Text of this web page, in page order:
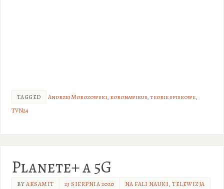
TAGGED Andrzej Morozowski, koronawirus, teorie spiskowe,
TVN24
Planete+ a 5G
BYAKSAMIT 23 SIERPNIA 2020 NA FALI NAUKI,TELEWIZJA